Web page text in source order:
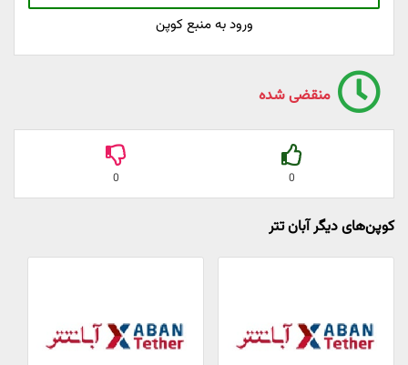
ورود به منبع کوپن
منقضی شده
0
0
کوپن‌های دیگر آبان تتر